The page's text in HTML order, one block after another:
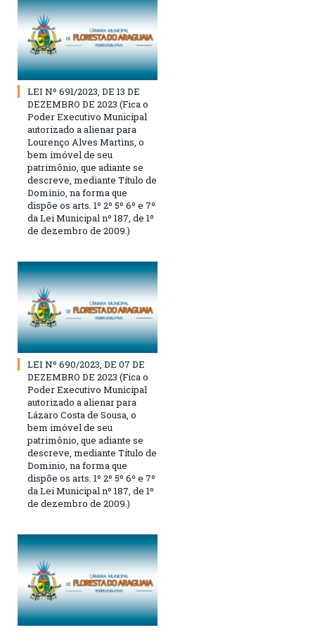
LEI Nº 691/2023, DE 13 DE
DEZEMBRO DE 2023 (Fica o
Poder Executivo Municipal
autorizado a alienar para
Lourenço Alves Martins, o
bem imóvel de seu
patrimônio, que adiante se
descreve, mediante Título de
Dominio, na forma que
dispõe os arts. 1º 2º 5º 6º e 7º
da Lei Municipal nº 187, de 1º
de dezembro de 2009.)
LEI Nº 690/2023, DE 07 DE
DEZEMBRO DE 2023 (Fica o
Poder Executivo Municipal
autorizado a alienar para
Lázaro Costa de Sousa, o
bem imóvel de seu
patrimônio, que adiante se
descreve, mediante Título de
Dominio, na forma que
dispõe os arts. 1º 2º 5º 6º e 7º
da Lei Municipal nº 187, de 1º
de dezembro de 2009.)